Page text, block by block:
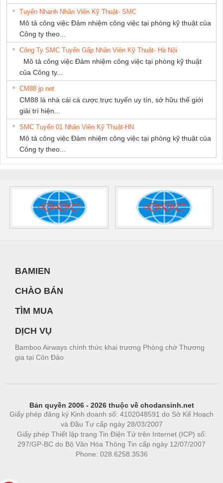
Tuyển Nhanh Nhân Viên Kỹ Thuật- SMC
Mô tả công việc Đảm nhiệm công việc tại phòng kỹ thuật của
Công ty theo...
Công Ty SMC Tuyển Gấp Nhân Viên Kỹ Thuật- Hà Nội
Mô tả công việc Đảm nhiệm công việc tại phòng kỹ thuật
của Công ty...
CM88 jp net
CM88 là nhà cái cá cược trực tuyến uy tín, sở hữu thế giới
giải trí hiện...
SMC Tuyển 01 Nhân Viên Kỹ Thuật-HN
Mô tả công việc Đảm nhiệm công việc tại phòng kỹ thuật của
Công ty theo...
BAMIEN
CHÀO BÁN
TÌM MUA
DỊCH VỤ
Bamboo Airways chính thức khai trương Phòng chờ Thương
gia tại Côn Đảo
Bản quyền 2006 - 2026 thuộc về chodansinh.net
Giấy phép đăng ký Kinh doanh số: 4102048591 do Sở Kế Hoạch
và Đầu Tư cấp ngày 28/03/2007
Giấy phép Thiết lập trang Tin Điện Tử trên Internet (ICP) số:
297/GP-BC do Bộ Văn Hóa Thông Tin cấp ngày 12/07/2007
Phone: 028.6258.3536